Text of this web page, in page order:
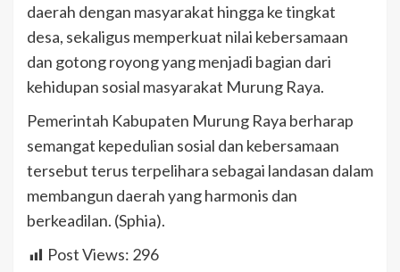
daerah dengan masyarakat hingga ke tingkat
desa, sekaligus memperkuat nilai kebersamaan
dan gotong royong yang menjadi bagian dari
kehidupan sosial masyarakat Murung Raya.
Pemerintah Kabupaten Murung Raya berharap
semangat kepedulian sosial dan kebersamaan
tersebut terus terpelihara sebagai landasan dalam
membangun daerah yang harmonis dan
berkeadilan. (Sphia).
Post Views: 296